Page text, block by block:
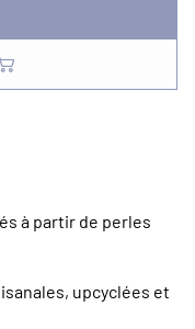
à partir de perles
upcyclées et